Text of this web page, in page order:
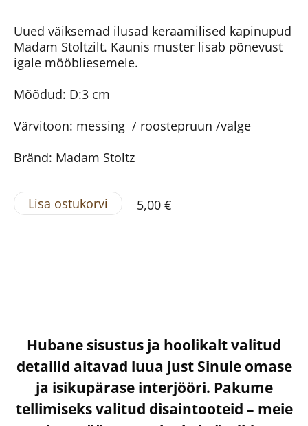
Uued väiksemad ilusad keraamilised kapinupud
Madam Stoltzilt. Kaunis muster lisab põnevust
igale mööbliesemele.
Mõõdud: D:3 cm
Värvitoon: messing / roostepruun /valge
Bränd: Madam Stoltz
Lisa ostukorvi 5,00 €
Hubane sisustus ja hoolikalt valitud
detailid aitavad luua just Sinule omase
ja isikupärase interjööri. Pakume
tellimiseks valitud disaintooteid – meie